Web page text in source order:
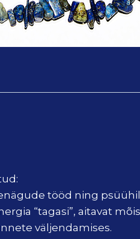
tööd ning
“tagasi”, aitavat
väljendamises.